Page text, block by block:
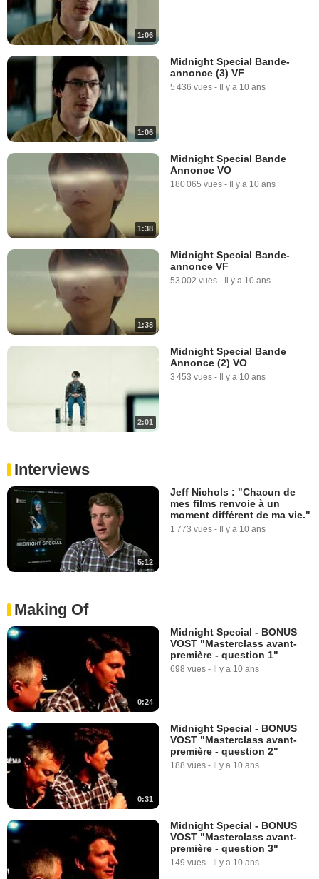
1:06
1:06
Midnight Special Bande-
annonce (3) VF
5 436 vues - Il y a 10 ans
1:38
Midnight Special Bande
Annonce VO
180 065 vues - Il y a 10 ans
1:38
Midnight Special Bande-
annonce VF
53 002 vues - Il y a 10 ans
2:01
Midnight Special Bande
Annonce (2) VO
3 453 vues - Il y a 10 ans
Interviews
5:12
Jeff Nichols : "Chacun de
mes films renvoie à un
moment différent de ma vie."
1 773 vues - Il y a 10 ans
Making Of
0:24
Midnight Special - BONUS
VOST "Masterclass avant-
première - question 1"
698 vues - Il y a 10 ans
0:31
Midnight Special - BONUS
VOST "Masterclass avant-
première - question 2"
188 vues - Il y a 10 ans
Midnight Special - BONUS
VOST "Masterclass avant-
première - question 3"
149 vues - Il y a 10 ans